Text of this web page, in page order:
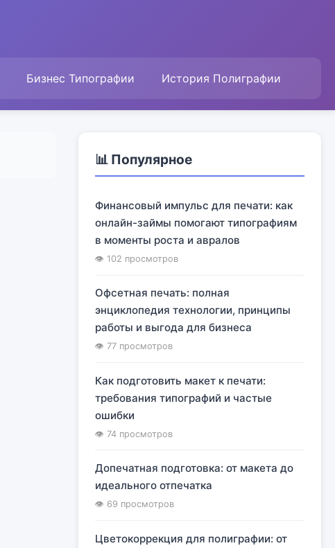
Бизнес Типографии История Полиграфии
📊 Популярное
Финансовый импульс для печати: как
онлайн-займы помогают типографиям
в моменты роста и авралов
👁 102 просмотров
Офсетная печать: полная
энциклопедия технологии, принципы
работы и выгода для бизнеса
👁 77 просмотров
Как подготовить макет к печати:
требования типографий и частые
ошибки
👁 74 просмотров
Допечатная подготовка: от макета до
идеального отпечатка
👁 69 просмотров
Цветокоррекция для полиграфии: от